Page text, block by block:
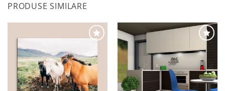
PRODUSE SIMILARE
Adaugă
la
favorite
Adaugă
la
favorite